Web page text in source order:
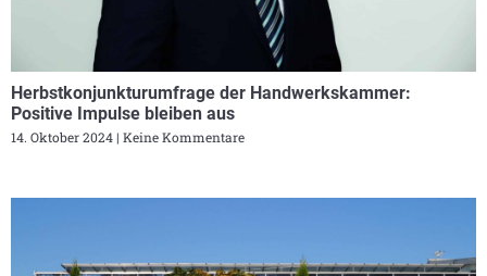
Herbstkonjunkturumfrage der Handwerkskammer:
Positive Impulse bleiben aus
14. Oktober 2024 Keine Kommentare